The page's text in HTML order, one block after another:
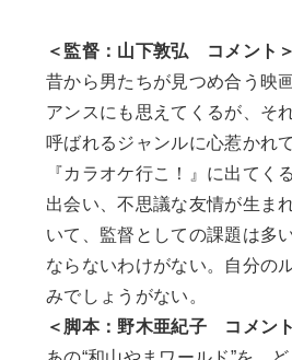
＜監督：山下敦弘 コメント＞
昔から男たちが見つめ合う映
アンスにも思えてくるが、そ
呼ばれるジャンルに心惹かれ
『カラオケ行こ！』に出てく
出会い、不思議な友情が生ま
いて、監督としての課題は多
ならないわけがない。自分の
みでしょうがない。
＜脚本：野木亜紀子 コメン